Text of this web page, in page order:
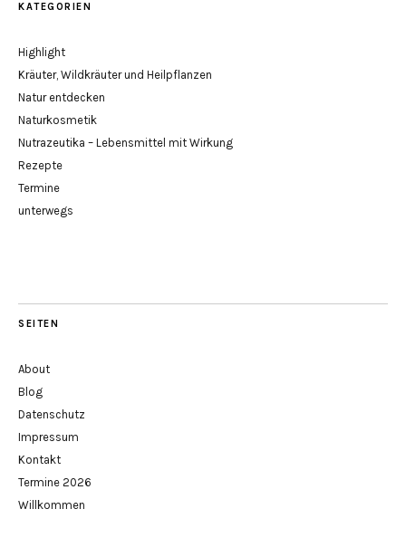
KATEGORIEN
Highlight
Kräuter, Wildkräuter und Heilpflanzen
Natur entdecken
Naturkosmetik
Nutrazeutika – Lebensmittel mit Wirkung
Rezepte
Termine
unterwegs
SEITEN
About
Blog
Datenschutz
Impressum
Kontakt
Termine 2026
Willkommen